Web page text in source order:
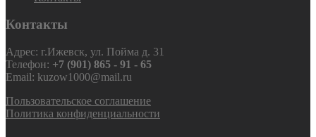
Контакты
Адрес: г.Ижевск, ул. Пойма д. 31
Телефон: +7 (901) 865 - 91 - 65
Email: kuzow1000@mail.ru
Пользовательское соглашение
Политика конфиденциальности